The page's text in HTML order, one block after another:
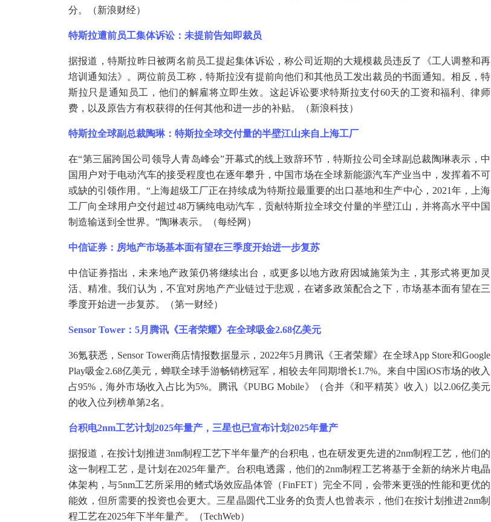
分。（新浪财经）
特斯拉遭前员工集体诉讼：未提前告知即裁员
据报道，特斯拉昨日被两名前员工提起集体诉讼，称公司近期的大规模裁员违反了《工人调整和再
培训通知法》。两位前员工称，特斯拉没有提前向他们和其他员工发出裁员的书面通知。相反，特
斯拉只是通知员工，他们的解雇将立即生效。这起诉讼要求特斯拉支付60天的工资和福利、律师
费，以及原告方有权获得的任何其他和进一步的补贴。（新浪科技）
特斯拉全球副总裁陶琳：特斯拉全球交付量的半壁江山来自上海工厂
在“第三届跨国公司领导人青岛峰会”开幕式的线上致辞环节，特斯拉公司全球副总裁陶琳表示，中
国用户对于电动汽车的接受程度也在逐年攀升，中国市场在全球新能源汽车产业当中，发挥着不可
或缺的引领作用。“上海超级工厂正在持续成为特斯拉最重要的出口基地和生产中心，2021年，上海
工厂向全球用户交付超过48万辆纯电动汽车，贡献特斯拉全球交付量的半壁江山，并将高水平中国
制造输送到全世界。”陶琳表示。（每经网）
中信证券：房地产市场基本面有望在三季度开始进一步复苏
中信证券指出，未来地产政策仍将继续出台，或更多以地方政府因城施策为主，其形式将更加灵
活、精准。我们认为，不宜对房地产产业链过于悲观，在诸多政策配合之下，市场基本面有望在三
季度开始进一步复苏。（第一财经）
Sensor Tower：5月腾讯《王者荣耀》在全球吸金2.68亿美元
36氪获悉，Sensor Tower商店情报数据显示，2022年5月腾讯《王者荣耀》在全球App Store和Google
Play吸金2.68亿美元，蝉联全球手游畅销榜冠军，相较去年同期增长1.7%。来自中国iOS市场的收入
占95%，海外市场收入占比为5%。腾讯《PUBG Mobile》（合并《和平精英》收入）以2.06亿美元
的收入位列榜单第2名。
台积电2nm工艺计划2025年量产，三星也已宣布计划2025年量产
据报道，在按计划推进3nm制程工艺下半年量产的台积电，也在研发更先进的2nm制程工艺，他们的
这一制程工艺，是计划在2025年量产。台积电透露，他们的2nm制程工艺将基于全新的纳米片电晶
体架构，与5nm工艺所采用的鳍式场效应晶体管（FinFET）完全不同，会带来更强的性能和更优的
能效，但所需要的投资也会更大。三星晶圆代工业务的负责人也曾表示，他们在按计划推进2nm制
程工艺在2025年下半年量产。（TechWeb）